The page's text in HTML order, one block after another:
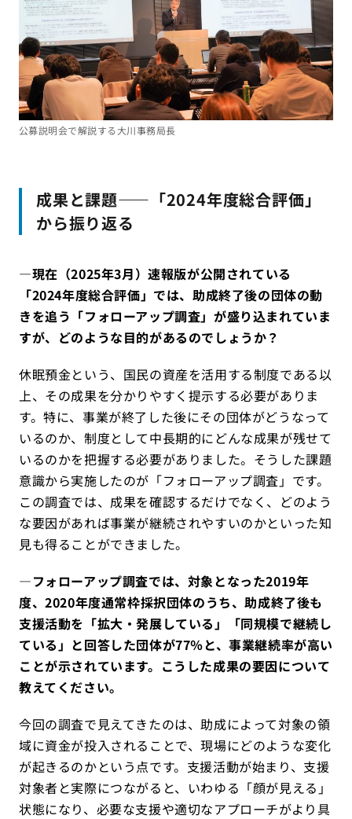
公募説明会で解説する大川事務局長
成果と課題——「2024年度総合評価」
から振り返る
―現在（2025年3月）速報版が公開されている
「2024年度総合評価」では、助成終了後の団体の動
きを追う「フォローアップ調査」が盛り込まれていま
すが、どのような目的があるのでしょうか？
休眠預金という、国民の資産を活用する制度である以
上、その成果を分かりやすく提示する必要がありま
す。特に、事業が終了した後にその団体がどうなって
いるのか、制度として中長期的にどんな成果が残せて
いるのかを把握する必要がありました。そうした課題
意識から実施したのが「フォローアップ調査」です。
この調査では、成果を確認するだけでなく、どのよう
な要因があれば事業が継続されやすいのかといった知
見も得ることができました。
―フォローアップ調査では、対象となった2019年
度、2020年度通常枠採択団体のうち、助成終了後も
支援活動を「拡大・発展している」「同規模で継続し
ている」と回答した団体が77％と、事業継続率が高い
ことが示されています。こうした成果の要因について
教えてください。
今回の調査で見えてきたのは、助成によって対象の領
域に資金が投入されることで、現場にどのような変化
が起きるのかという点です。支援活動が始まり、支援
対象者と実際につながると、いわゆる「顔が見える」
状態になり、必要な支援や適切なアプローチがより具